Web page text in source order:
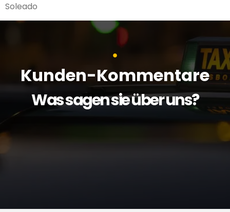
Soleado
Kunden-Kommentare
Was sagen sie über uns?